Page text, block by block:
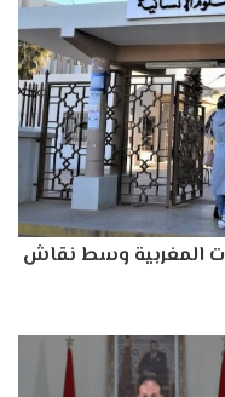
المغربية وسط نقاش